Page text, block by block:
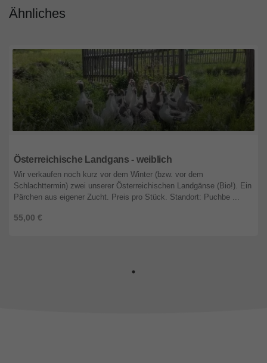
Ähnliches
Österreichische Landgans - weiblich
55,00 €
Wir verkaufen noch kurz vor dem Winter (bzw. vor dem
Schlachttermin) zwei unserer Österreichischen Landgänse (Bio!). Ein
Pärchen aus eigener Zucht. Preis pro Stück. Standort: Puchbe ...